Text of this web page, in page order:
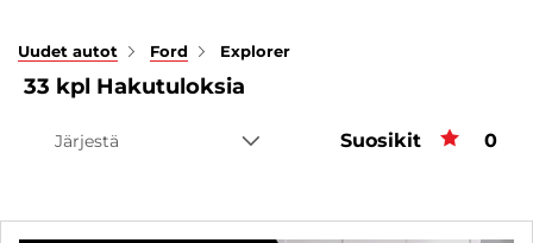
Uudet autot Ford Explorer
33 kpl Hakutuloksia
Järjestä Suosikit 0